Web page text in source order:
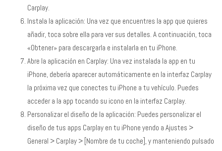
Carplay.
Instala la aplicación: Una vez que encuentres la app que quieres
añadir, toca sobre ella para ver sus detalles. A continuación, toca
«Obtener» para descargarla e instalarla en tu iPhone.
Abre la aplicación en Carplay: Una vez instalada la app en tu
iPhone, debería aparecer automáticamente en la interfaz Carplay
la próxima vez que conectes tu iPhone a tu vehículo. Puedes
acceder a la app tocando su icono en la interfaz Carplay.
Personalizar el diseño de la aplicación: Puedes personalizar el
diseño de tus apps Carplay en tu iPhone yendo a Ajustes >
General > Carplay > [Nombre de tu coche], y manteniendo pulsado